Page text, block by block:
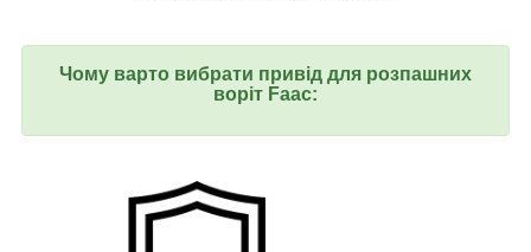
Чому варто вибрати привід для розпашних
воріт Faac: